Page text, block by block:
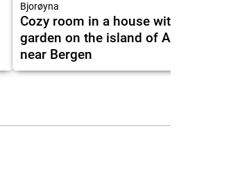
Bjorøyna
Cozy room in a house with a
garden on the island of Askøy,
near Bergen